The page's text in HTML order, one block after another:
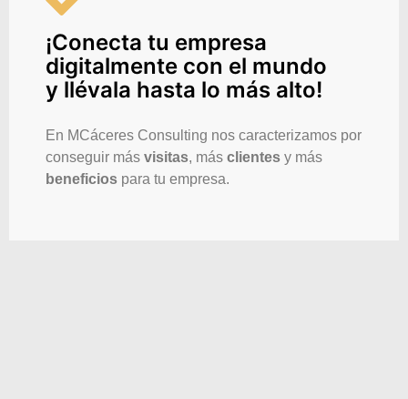
¡Conecta tu empresa
digitalmente con el mundo
y llévala hasta lo más alto!
En MCáceres Consulting nos caracterizamos por
conseguir más visitas, más clientes y más
beneficios para tu empresa.